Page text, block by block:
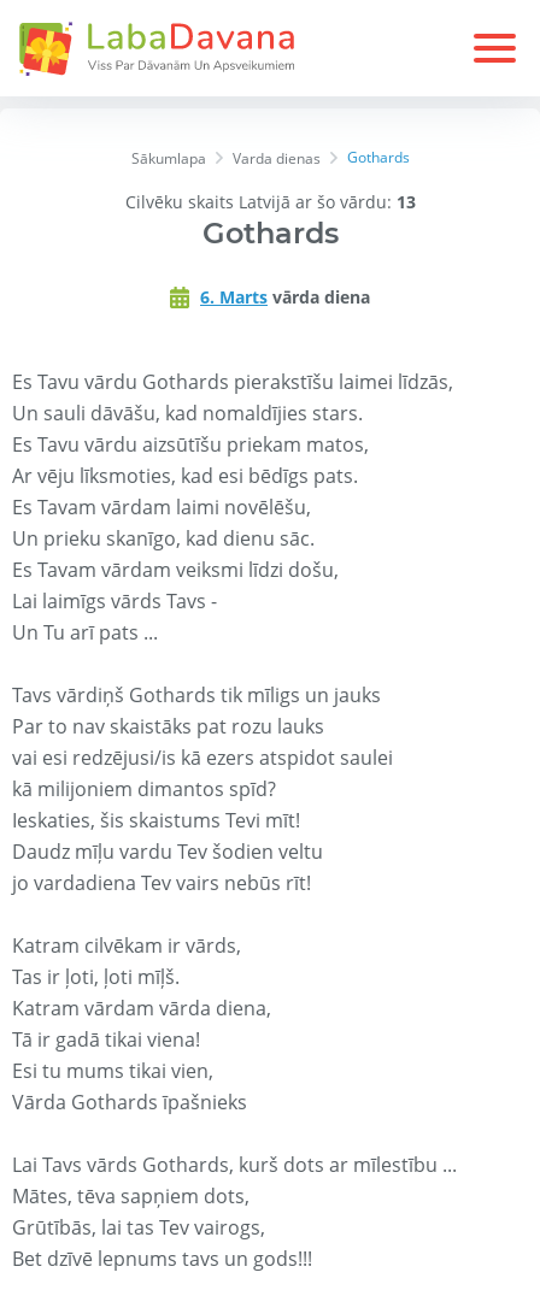
Sākumlapa Varda dienas Gothards
Cilvēku skaits Latvijā ar šo vārdu: 13
Gothards
6. Marts vārda diena
Es Tavu vārdu Gothards pierakstīšu laimei līdzās,
Un sauli dāvāšu, kad nomaldījies stars.
Es Tavu vārdu aizsūtīšu priekam matos,
Ar vēju līksmoties, kad esi bēdīgs pats.
Es Tavam vārdam laimi novēlēšu,
Un prieku skanīgo, kad dienu sāc.
Es Tavam vārdam veiksmi līdzi došu,
Lai laimīgs vārds Tavs -
Un Tu arī pats ...
Tavs vārdiņš Gothards tik mīligs un jauks
Par to nav skaistāks pat rozu lauks
vai esi redzējusi/is kā ezers atspidot saulei
kā milijoniem dimantos spīd?
Ieskaties, šis skaistums Tevi mīt!
Daudz mīļu vardu Tev šodien veltu
jo vardadiena Tev vairs nebūs rīt!
Katram cilvēkam ir vārds,
Tas ir ļoti, ļoti mīļš.
Katram vārdam vārda diena,
Tā ir gadā tikai viena!
Esi tu mums tikai vien,
Vārda Gothards īpašnieks
Lai Tavs vārds Gothards, kurš dots ar mīlestību ...
Mātes, tēva sapņiem dots,
Grūtībās, lai tas Tev vairogs,
Bet dzīvē lepnums tavs un gods!!!